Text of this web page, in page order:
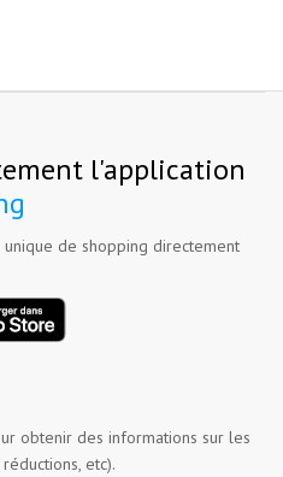
l'application
de shopping directement
obtenir des informations sur les
etc).